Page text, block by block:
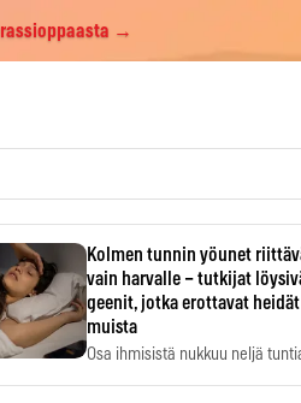
→
Kolmen tunnin yöunet
vain harvalle – tutkijat
geenit, jotka erottavat heidät
muista
Osa ihmisistä nukkuu neljä